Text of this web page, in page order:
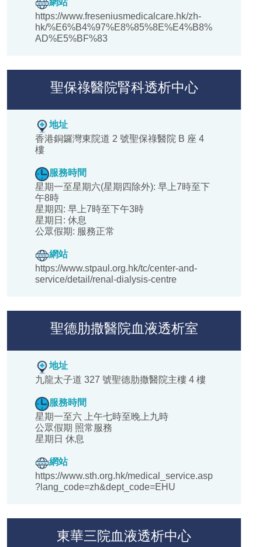
https://www.freseniusmedicalcare.hk/zh-
hk/%E6%B4%97%E8%85%8E%E4%B8%
AD%E5%BF%83
聖保祿醫院腎科透析中心
地址
香港銅鑼灣東院道 2 號聖保祿醫院 B 座 4
樓
服務時間
星期一至星期六(星期四除外): 早上7時至下
午8時
星期四: 早上7時至下午3時
星期日: 休息
公眾假期: 服務正常
網站
https://www.stpaul.org.hk/tc/center-and-
service/detail/renal-dialysis-centre
聖德肋撒醫院血液透析室
地址
九龍太子道 327 號聖德肋撒醫院主樓 4 樓
服務時間
星期一至六 上午七時至晚上九時
公眾假期 照常服務
星期日 休息
網站
https://www.sth.org.hk/medical_service.asp
?lang_code=zh&dept_code=EHU
東華三院血液透析中心